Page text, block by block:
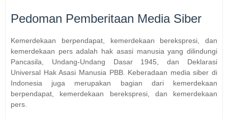
Pedoman Pemberitaan Media Siber
Kemerdekaan berpendapat, kemerdekaan berekspresi, dan
kemerdekaan pers adalah hak asasi manusia yang dilindungi
Pancasila, Undang-Undang Dasar 1945, dan Deklarasi
Universal Hak Asasi Manusia PBB. Keberadaan media siber di
Indonesia juga merupakan bagian dari kemerdekaan
berpendapat, kemerdekaan berekspresi, dan kemerdekaan
pers.